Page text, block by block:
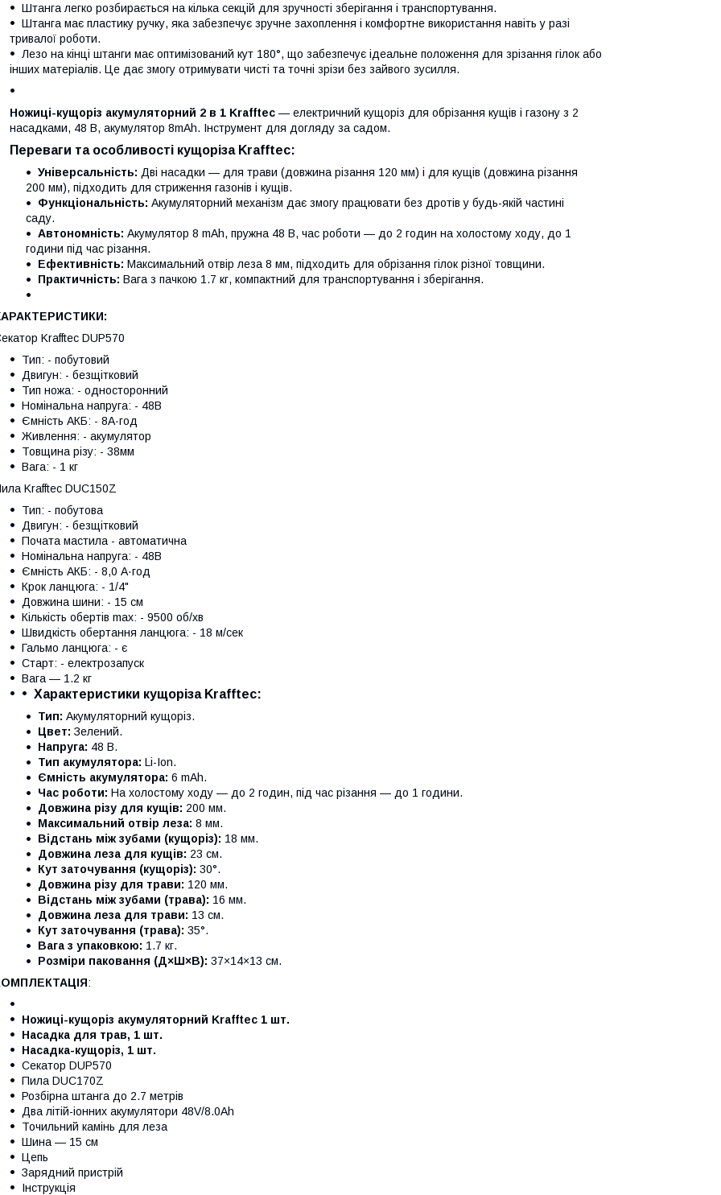
Штанга легко розбирається на кілька секцій для зручності зберігання і транспортування.
Штанга має пластику ручку, яка забезпечує зручне захоплення і комфортне використання навіть у разі
тривалої роботи.
Лезо на кінці штанги має оптимізований кут 180°, що забезпечує ідеальне положення для зрізання гілок або
інших матеріалів. Це дає змогу отримувати чисті та точні зрізи без зайвого зусилля.
Ножиці-кущоріз акумуляторний 2 в 1 Krafftec — електричний кущоріз для обрізання кущів і газону з 2
насадками, 48 В, акумулятор 8mAh. Інструмент для догляду за садом.
Переваги та особливості кущоріза Krafftec:
Універсальність: Дві насадки — для трави (довжина різання 120 мм) і для кущів (довжина різання
200 мм), підходить для стриження газонів і кущів.
Функціональність: Акумуляторний механізм дає змогу працювати без дротів у будь-якій частині
саду.
Автономність: Акумулятор 8 mAh, пружна 48 В, час роботи — до 2 годин на холостому ходу, до 1
години під час різання.
Ефективність: Максимальний отвір леза 8 мм, підходить для обрізання гілок різної товщини.
Практичність: Вага з пачкою 1.7 кг, компактний для транспортування і зберігання.
Krafftec DUP570
Тип: - побутовий
Двигун: - безщітковий
Тип ножа: - односторонний
Номінальна напруга: - 48В
Ємність АКБ: - 8А·год
Живлення: - акумулятор
Товщина різу: - 38мм
Вага: - 1 кг
Krafftec DUC150Z
Тип: - побутова
Двигун: - безщітковий
Почата мастила - автоматична
Номінальна напруга: - 48В
Ємність АКБ: - 8,0 А·год
Крок ланцюга: - 1/4"
Довжина шини: - 15 см
Кількість обертів max: - 9500 об/хв
Швидкість обертання ланцюга: - 18 м/сек
Гальмо ланцюга: - є
Старт: - електрозапуск
Вага — 1.2 кг
Характеристики кущоріза Krafftec:
Тип: Акумуляторний кущоріз.
Цвет: Зелений.
Напруга: 48 В.
Тип акумулятора: Li-Ion.
Ємність акумулятора: 6 mAh.
Час роботи: На холостому ходу — до 2 годин, під час різання — до 1 години.
Довжина різу для кущів: 200 мм.
Максимальний отвір леза: 8 мм.
Відстань між зубами (кущоріз): 18 мм.
Довжина леза для кущів: 23 см.
Кут заточування (кущоріз): 30°.
Довжина різу для трави: 120 мм.
Відстань між зубами (трава): 16 мм.
Довжина леза для трави: 13 см.
Кут заточування (трава): 35°.
Вага з упаковкою: 1.7 кг.
Розміри паковання (Д×Ш×В): 37×14×13 см.
:
Ножиці-кущоріз акумуляторний Krafftec 1 шт.
Насадка для трав, 1 шт.
Насадка-кущоріз, 1 шт.
Секатор DUP570
Пила DUC170Z
Розбірна штанга до 2.7 метрів
Два літій-іонних акумулятори 48V/8.0Ah
Точильний камінь для леза
Шина — 15 см
Цепь
Зарядний пристрій
Інструкція